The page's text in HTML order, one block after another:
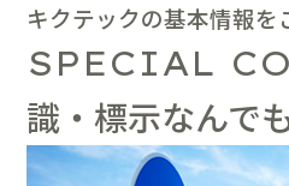
キクテックの基本情報を
SPECIAL
識・標示なんで